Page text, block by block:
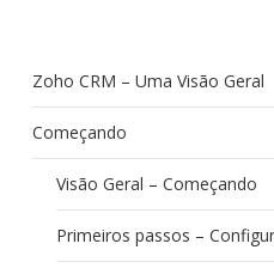
Zoho CRM – Uma Visão Geral
Começando
Visão Geral – Começando
Primeiros passos –